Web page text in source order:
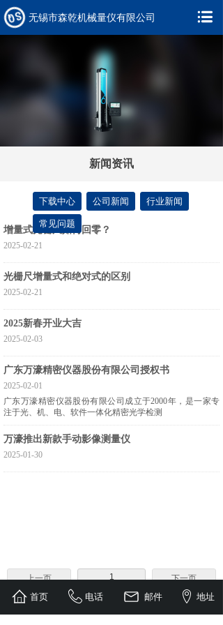
新闻资讯
下载中心 公司新闻 行业新闻
常见问题
增量式光栅尺如何回零？
2025-02-21
光栅尺增量式和绝对式的区别
2025-02-21
2025新春开业大吉
2025-02-03
广东万濠精密仪器股份有限公司授权书
2025-02-01
广东万濠精密仪器股份有限公司成立于2000年，是一家专
注于光、机、电、软件一体化精密光学检测
万濠推出新款手动影像测量仪
2025-01-30
上一页 1 下一页
共 57 条 共 12 页
无锡市森乾机械量仪有限公司
首页 电话 邮件 地址